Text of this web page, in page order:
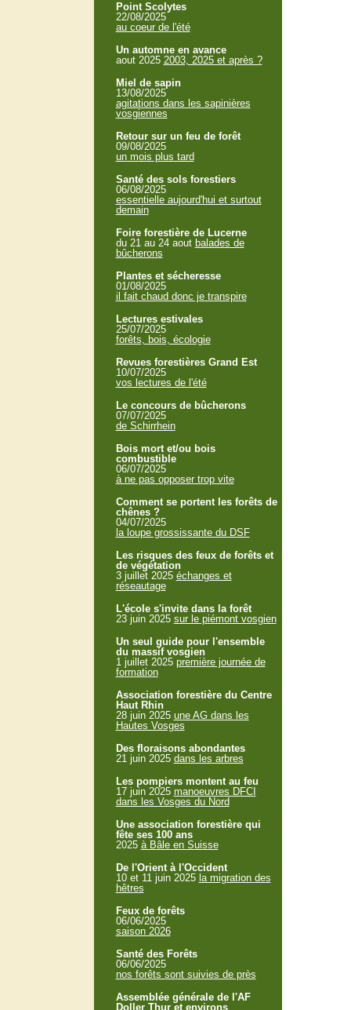
Point Scolytes
22/08/2025
au coeur de l'été
Un automne en avance
aout 2025 2003, 2025 et après ?
Miel de sapin
13/08/2025
agitations dans les sapinières
vosgiennes
Retour sur un feu de forêt
09/08/2025
un mois plus tard
Santé des sols forestiers
06/08/2025
essentielle aujourd'hui et surtout
demain
Foire forestière de Lucerne
du 21 au 24 aout balades de
bûcherons
Plantes et sécheresse
01/08/2025
il fait chaud donc je transpire
Lectures estivales
25/07/2025
forêts, bois, écologie
Revues forestières Grand Est
10/07/2025
vos lectures de l'été
Le concours de bûcherons
07/07/2025
de Schirrhein
Bois mort et/ou bois
combustible
06/07/2025
à ne pas opposer trop vite
Comment se portent les forêts de
chênes ?
04/07/2025
la loupe grossissante du DSF
Les risques des feux de forêts et
de végétation
3 juillet 2025 échanges et
réseautage
L'école s'invite dans la forêt
23 juin 2025 sur le piémont vosgien
Un seul guide pour l'ensemble
du massif vosgien
1 juillet 2025 première journée de
formation
Association forestière du Centre
Haut Rhin
28 juin 2025 une AG dans les
Hautes Vosges
Des floraisons abondantes
21 juin 2025 dans les arbres
Les pompiers montent au feu
17 juin 2025 manoeuvres DFCI
dans les Vosges du Nord
Une association forestière qui
fête ses 100 ans
2025 à Bâle en Suisse
De l'Orient à l'Occident
10 et 11 juin 2025 la migration des
hêtres
Feux de forêts
06/06/2025
saison 2026
Santé des Forêts
06/06/2025
nos forêts sont suivies de près
Assemblée générale de l'AF
Doller Thur et environs